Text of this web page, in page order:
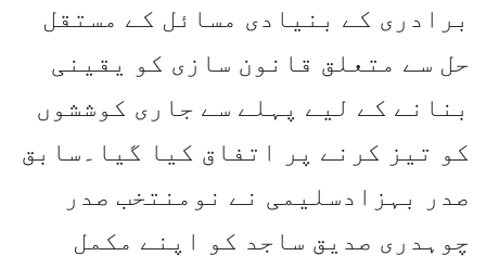
برادری کے بنیادی مسائل کے مستقل
حل سے متعلق قانون سازی کو یقینی
بنانے کے لیے پہلے سے جاری کوششوں
کو تیز کرنے پر اتفاق کیا گیا۔سابق
صدر بہزادسلیمی نے نومنتخب صدر
چوہدری صدیق ساجد کو اپنے مکمل